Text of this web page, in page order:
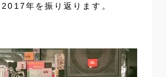
年を振り返ります。